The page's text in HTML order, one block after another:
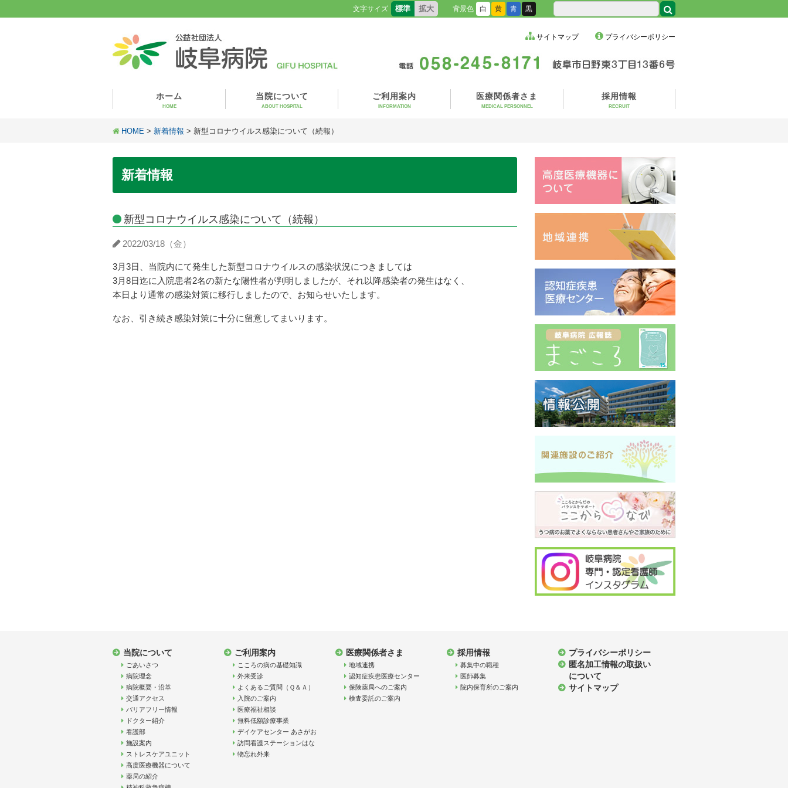
文字サイズ 標準 拡大 背景色 白 黄 青 黒
サイトマップ プライバシーポリシー
ホーム
HOME
当院について
ABOUT HOSPITAL
ご利用案内
INFORMATION
医療関係者さま
MEDICAL PERSONNEL
採用情報
RECRUIT
HOME> 新着情報 > 新型コロナウイルス感染について（続報）
新着情報
新型コロナウイルス感染について（続報）
2022/03/18（金）
3月3日、当院内にて発生した新型コロナウイルスの感染状況につきましては
3月8日迄に入院患者2名の新たな陽性者が判明しましたが、それ以降感染者の発生はなく、
本日より通常の感染対策に移行しましたので、お知らせいたします。
なお、引き続き感染対策に十分に留意してまいります。
当院について
ごあいさつ
病院理念
病院概要・沿革
交通アクセス
バリアフリー情報
ドクター紹介
看護部
施設案内
ストレスケアユニット
高度医療機器について
薬局の紹介
ご利用案内
こころの病の基礎知識
外来受診
よくあるご質問（Ｑ＆Ａ）
入院のご案内
医療福祉相談
無料低額診療事業
デイケアセンター あさがお
訪問看護ステーションはな
物忘れ外来
医療関係者さま
地域連携
認知症疾患医療センター
保険薬局へのご案内
検査委託のご案内
採用情報
募集中の職種
医師募集
院内保育所のご案内
プライバシーポリシー
匿名加工情報の取扱い
について
サイトマップ